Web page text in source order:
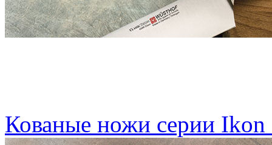
Кованые ножи серии Ikon